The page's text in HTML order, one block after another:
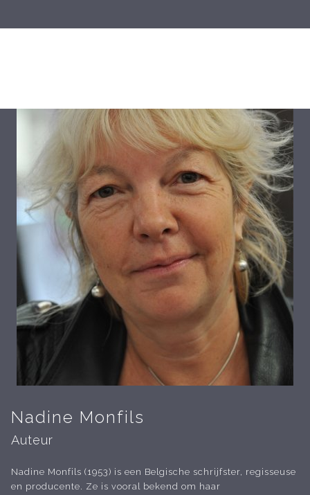
Nadine Monfils
Auteur
Nadine Monfils (1953) is een Belgische schrijfster, regisseuse
en producente. Ze is vooral bekend om haar